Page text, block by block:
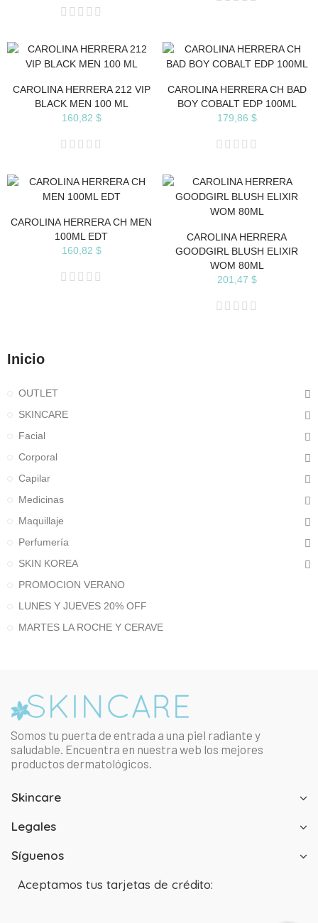
CAROLINA HERRERA 212 VIP
BLACK MEN 100 ML
160,82 $
CAROLINA HERRERA CH BAD
BOY COBALT EDP 100ML
179,86 $
CAROLINA HERRERA CH MEN
100ML EDT
160,82 $
CAROLINA HERRERA
GOODGIRL BLUSH ELIXIR
WOM 80ML
201,47 $
Inicio
OUTLET
SKINCARE
Facial
Corporal
Capilar
Medicinas
Maquillaje
Perfumería
SKIN KOREA
PROMOCION VERANO
LUNES Y JUEVES 20% OFF
MARTES LA ROCHE Y CERAVE
Somos tu puerta de entrada a una piel radiante y
saludable. Encuentra en nuestra web los mejores
productos dermatológicos.
Skincare
Legales
Síguenos
Aceptamos tus tarjetas de crédito: